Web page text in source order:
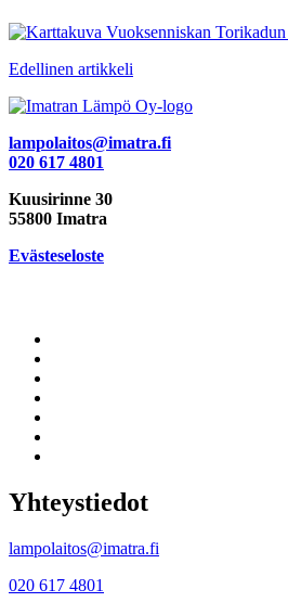
Artikkelien
selaus
Edellinen artikkeli
lampolaitos@imatra.fi
020 617 4801
Kuusirinne 30
55800 Imatra
Evästeseloste
Yhteystiedot
lampolaitos@imatra.fi
020 617 4801